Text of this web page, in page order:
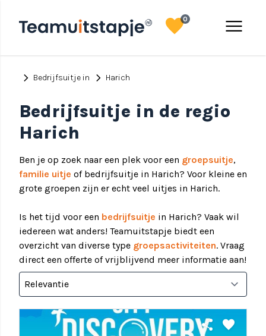
menu
favorite0
chevron_right Bedrijfsuitje in chevron_right Harich
Bedrijfsuitje in de regio
Harich
Ben je op zoek naar een plek voor een groepsuitje,
familie uitje of bedrijfsuitje in Harich? Voor kleine en
grote groepen zijn er echt veel uitjes in Harich.
Is het tijd voor een bedrijfsuitje in Harich? Vaak wil
iedereen wat anders! Teamuitstapje biedt een
overzicht van diverse type groepsactiviteiten. Vraag
direct een offerte of vrijblijvend meer informatie aan!
share favorite